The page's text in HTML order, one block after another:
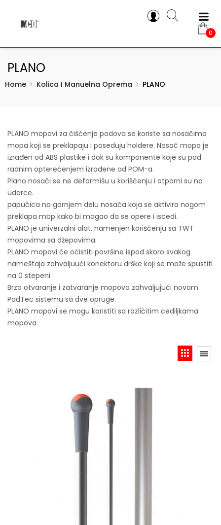
0
PLANO
Home Kolica I Manuelna Oprema PLANO
PLANO mopovi za čišćenje podova se koriste sa nosačima
mopa koji se preklapaju i poseduju holdere. Nosač mopa je
izrađen od ABS plastike i dok su komponente koje su pod
radnim opterećenjem izrađene od POM-a.
Plano nosači se ne deformišu u korišćenju i otporni su na
udarce.
papučica na gornjem delu nosača koja se aktivira nogom
preklapa mop kako bi mogao da se opere i iscedi.
PLANO je univerzalni alat, namenjen korišćenju sa TWT
mopovima sa džepovima.
PLANO mopovi će očistiti površine ispod skoro svakog
nameštaja zahvaljuući konektoru drške koji se može spustiti
na 0 stepeni
Brzo otvaranje i zatvaranje mopova zahvaljujući novom
PadTec sistemu sa dve opruge.
PLANO mopovi se mogu koristiti sa različitim cediljkama
mopova